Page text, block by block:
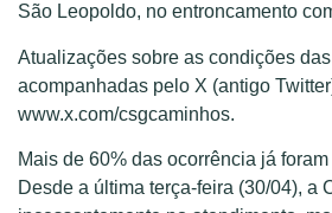
São Leopoldo, no entroncamento
Atualizações sobre as condições
acompanhadas pelo X (antigo
www.x.com/csgcaminhos.
Mais de 60% das ocorrência já
Desde a última terça-feira (30/04), a